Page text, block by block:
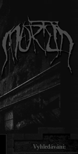
Vyhledávání: